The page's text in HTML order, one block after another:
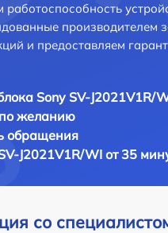
производителем
и предоставляем
Sony SV-J2021V1R/
желанию
обращения
J2021V1R/WI от 35
со